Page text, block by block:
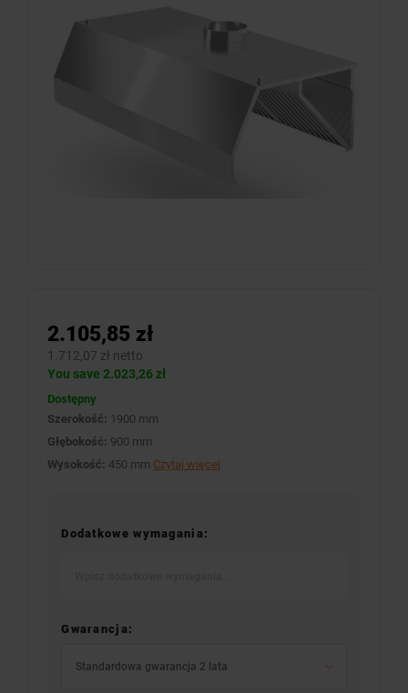
2.105,85 zł
1.712,07 zł netto
You save 2.023,26 zł
Dostępny
Szerokość: 1900 mm
Głębokość: 900 mm
Wysokość: 450 mm Czytaj więcej
Dodatkowe wymagania:
Gwarancja:
Standardowa gwarancja 2 lata